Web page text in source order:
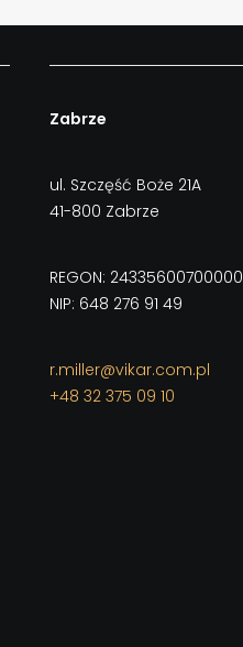
Zabrze
ul. Szczęść Boże 21A
41-800 Zabrze
REGON: 24335600700000
NIP: 648 276 91 49
r.miller@vikar.com.pl
+48 32 375 09 10